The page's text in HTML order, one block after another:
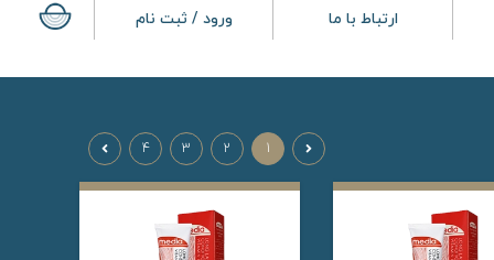
ارتباط با ما ورود / ثبت نام
1
2
3
4